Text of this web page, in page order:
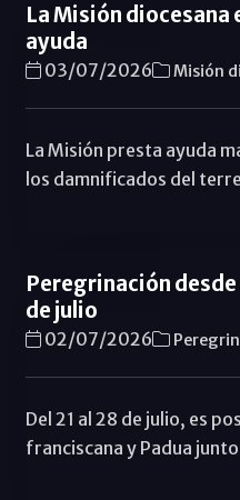
La Misión diocesana
ayuda
03/07/2026 Misión
La Misión presta ayuda
los damnificados del
Peregrinación desde
de julio
02/07/2026
Del 21 al 28 de julio, es
franciscana y Padua